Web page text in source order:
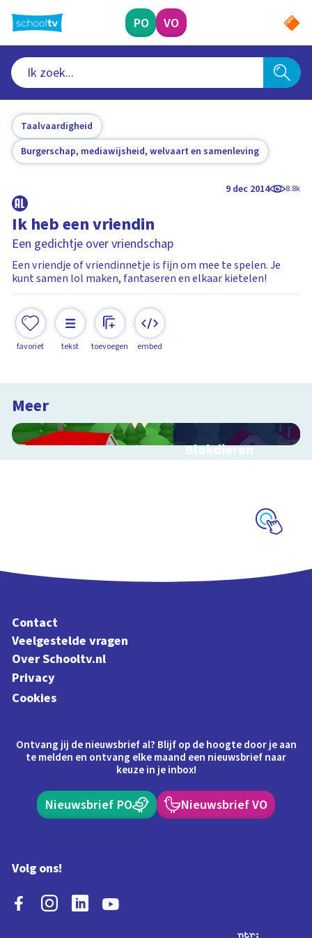
naar
hoofdinhoud
PO VO
Taalvaardigheid
Burgerschap, mediawijsheid, welvaart en samenleving
9 dec 2014 8.8k
Ik heb een vriendin
Een gedichtje over vriendschap
Een vriendje of vriendinnetje is fijn om mee te spelen. Je
kunt samen lol maken, fantaseren en elkaar kietelen!
favoriet tekst toevoegen embed
Meer
Blokdieren
Interactieve
Contact
Veelgestelde vragen
Over Schooltv.nl
Privacy
Cookies
Ontvang jij de nieuwsbrief al? Blijf op de hoogte door je aan
te melden en ontvang elke maand een nieuwsbrief naar
keuze in je inbox!
Nieuwsbrief PO Nieuwsbrief VO
Volg ons!